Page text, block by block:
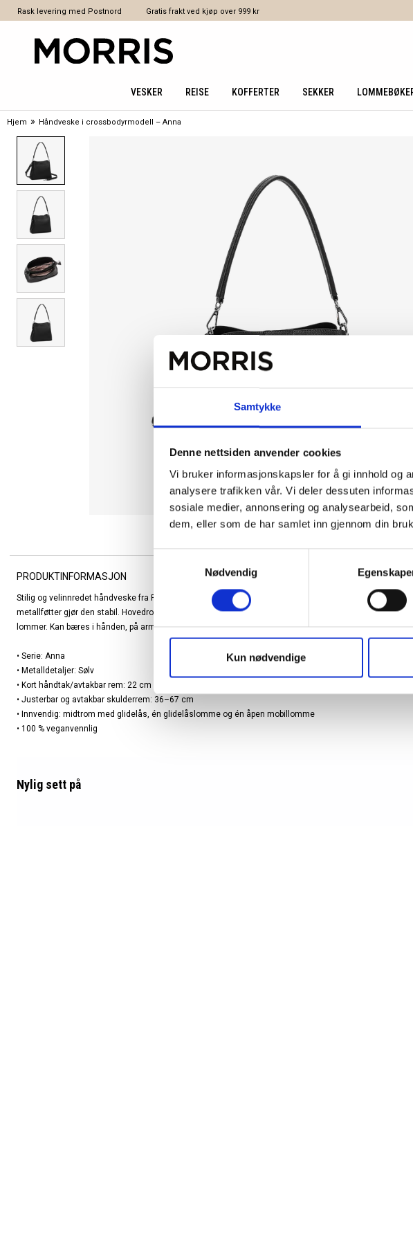
Samtykke
Denne nettsiden anvender cookies
Vi bruker informasjonskapsler for å gi innhold og
analysere trafikken vår. Vi deler dessuten
sosiale medier, annonsering og analysearbeid,
dem, eller som de har samlet inn gjennom din
Samtykkevalg
Nødvendig
Kun nødvendige
Rask levering med Postnord Gratis frakt ved kjøp over 999 kr
VESKER REISE KOFFERTER SEKKER
Hjem » Håndveske i crossbodyrmodell – Anna
PRODUKTINFORMASJON
Stilig og velinnredet håndveske fra Puccini, laget i strukturert skinnimitasjon. Solid bunn med
metallføtter gjør den stabil. Hovedrom med glidelås, midtrom med glidelås og flere praktiske
lommer. Kan bæres i hånden, på armen, skulderen eller crossbody.
• Serie: Anna
• Metalldetaljer: Sølv
• Kort håndtak/avtakbar rem: 22 cm
• Justerbar og avtakbar skulderrem: 36–67 cm
• Innvendig: midtrom med glidelås, én glidelåslomme og én åpen mobillomme
• 100 % veganvennlig
Nylig sett på